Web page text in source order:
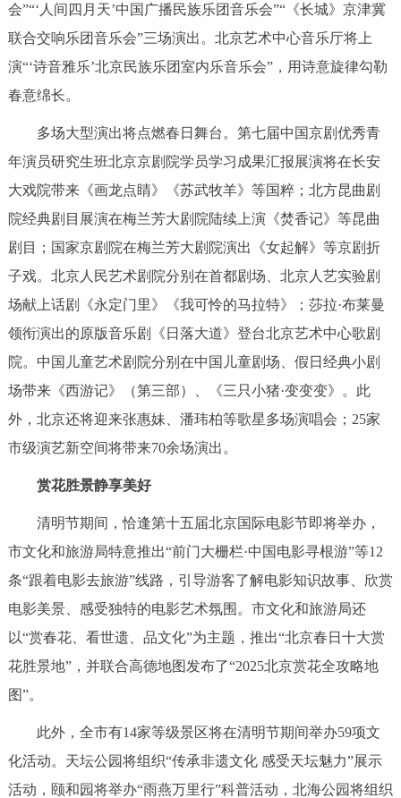
会”“‘人间四月天’中国广播民族乐团音乐会”“《长城》京津冀
联合交响乐团音乐会”三场演出。北京艺术中心音乐厅将上
演“‘诗音雅乐’北京民族乐团室内乐音乐会”，用诗意旋律勾勒
春意绵长。
多场大型演出将点燃春日舞台。第七届中国京剧优秀青
年演员研究生班北京京剧院学员学习成果汇报展演将在长安
大戏院带来《画龙点睛》《苏武牧羊》等国粹；北方昆曲剧
院经典剧目展演在梅兰芳大剧院陆续上演《焚香记》等昆曲
剧目；国家京剧院在梅兰芳大剧院演出《女起解》等京剧折
子戏。北京人民艺术剧院分别在首都剧场、北京人艺实验剧
场献上话剧《永定门里》《我可怜的马拉特》；莎拉·布莱曼
领衔演出的原版音乐剧《日落大道》登台北京艺术中心歌剧
院。中国儿童艺术剧院分别在中国儿童剧场、假日经典小剧
场带来《西游记》（第三部）、《三只小猪·变变变》。此
外，北京还将迎来张惠妹、潘玮柏等歌星多场演唱会；25家
市级演艺新空间将带来70余场演出。
赏花胜景静享美好
清明节期间，恰逢第十五届北京国际电影节即将举办，
市文化和旅游局特意推出“前门大栅栏·中国电影寻根游”等12
条“跟着电影去旅游”线路，引导游客了解电影知识故事、欣赏
电影美景、感受独特的电影艺术氛围。市文化和旅游局还
以“赏春花、看世遗、品文化”为主题，推出“北京春日十大赏
花胜景地”，并联合高德地图发布了“2025北京赏花全攻略地
图”。
此外，全市有14家等级景区将在清明节期间举办59项文
化活动。天坛公园将组织“传承非遗文化 感受天坛魅力”展示
活动，颐和园将举办“雨燕万里行”科普活动，北海公园将组织